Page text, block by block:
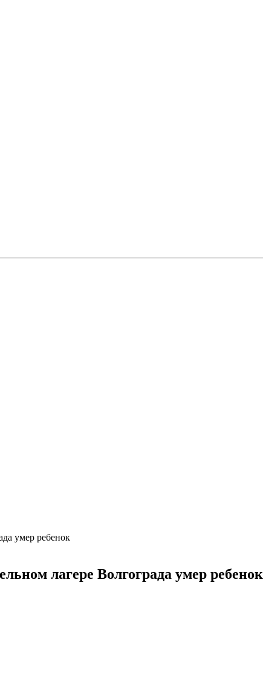
умер ребенок
лагере Волгограда умер ребенок